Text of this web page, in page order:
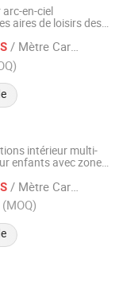
arc-en-ciel
aires de loisirs des
/ Mètre Carré
Co., Ltd.
intérieur multi-
enfants avec zone
gonflable
/ Mètre Carré
(MOQ)
Co. Ltd